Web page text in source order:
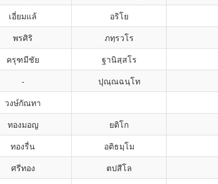
เอี่ยมแล้ อริโย
พรศิริ ภทฺรวโร
ครุฑมีชัย ฐานิสฺสโร
- ปุณฺณฉนฺโท
วงษ์กัณทา
ทองมอญ ยติโก
ทองรื่น อติธมฺโม
ศรีทอง ตปสีโล